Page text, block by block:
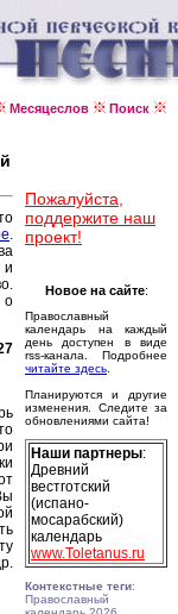
Месяцеслов
Поиск
.
и
о
Пожалуйста,
поддержите наш
проект!
Новое на сайте:
Православный
календарь на каждый
день доступен в виде
rss-канала. Подробнее
читайте здесь
Планируются и другие
изменения. Следите за
обновлениями сайта!
Наши партнеры:
Древний
вестготский
(испано-
мосарабский)
календарь
www.Toletanus.ru
Контекстные теги:
Православный